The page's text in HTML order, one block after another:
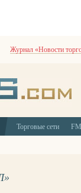
Журнал «Новости
Торговые сети